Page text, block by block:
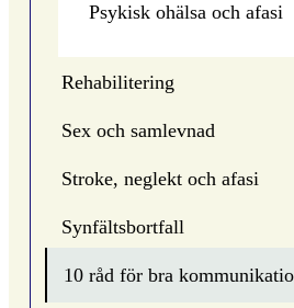
Psykisk ohälsa och afasi
Rehabilitering
Sex och samlevnad
Stroke, neglekt och afasi
Synfältsbortfall
10 råd för bra